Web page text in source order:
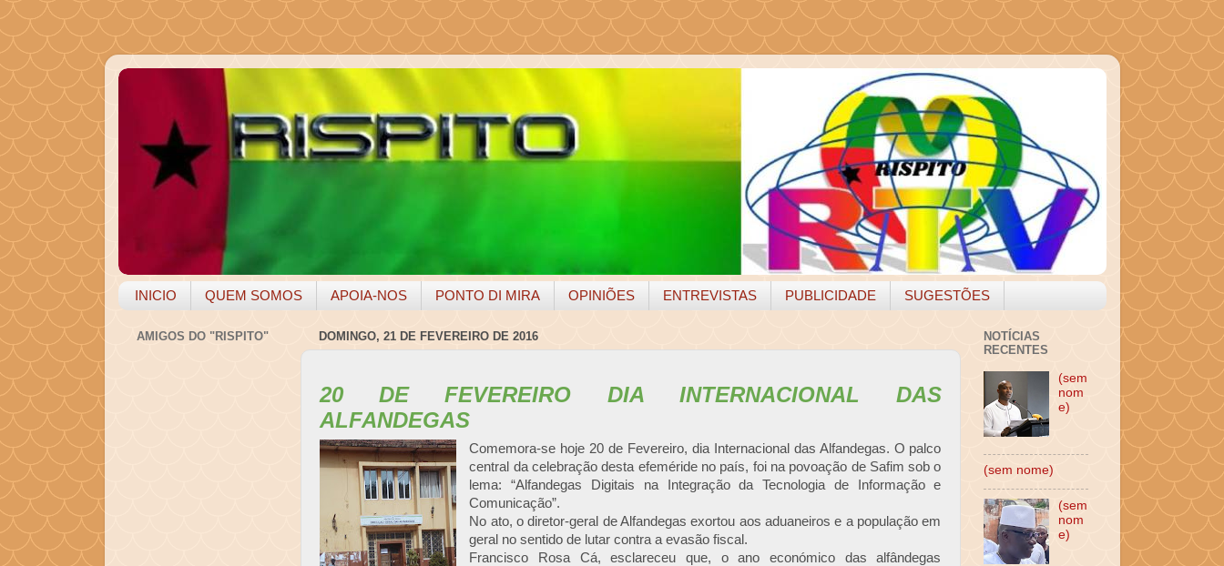
INICIO QUEM SOMOS APOIA-NOS PONTO DI MIRA OPINIÕES ENTREVISTAS PUBLICIDADE SUGESTÕES
DOMINGO, 21 DE FEVEREIRO DE 2016
20 DE FEVEREIRO DIA INTERNACIONAL DAS
ALFANDEGAS
Comemora-se hoje 20 de Fevereiro, dia Internacional das Alfandegas. O palco
central da celebração desta efeméride no país, foi na povoação de Safim sob o
lema: “Alfandegas Digitais na Integração da Tecnologia de Informação e
Comunicação”.
No ato, o diretor-geral de Alfandegas exortou aos aduaneiros e a população em
geral no sentido de lutar contra a evasão fiscal.
Francisco Rosa Cá, esclareceu que, o ano económico das alfândegas
AMIGOS DO "RISPITO"
NOTÍCIAS
RECENTES
(sem
nom
e)
(sem nome)
(sem
nom
e)